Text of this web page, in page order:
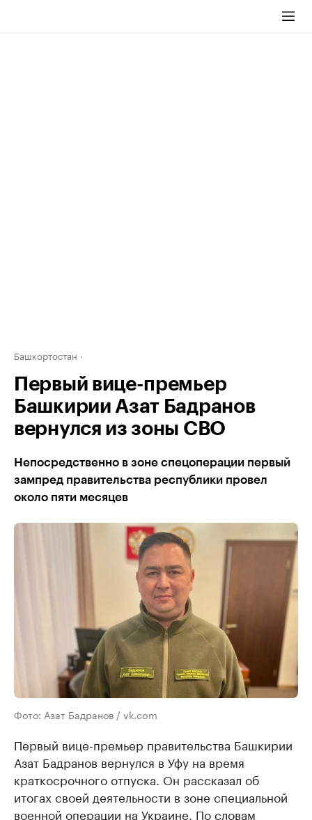
Башкортостан
Первый вице-премьер
Башкирии Азат Бадранов
вернулся из зоны СВО
Непосредственно в зоне спецоперации первый
зампред правительства республики провел
около пяти месяцев
Фото: Азат Бадранов / vk.com
Первый вице-премьер правительства Башкирии
Азат Бадранов вернулся в Уфу на время
краткосрочного отпуска. Он рассказал об
итогах своей деятельности в зоне специальной
военной операции на Украине. По словам